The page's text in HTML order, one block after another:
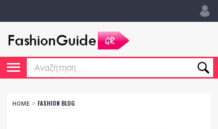
HOME > FASHION BLOG